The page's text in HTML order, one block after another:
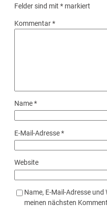
Felder sind mit* markiert
Kommentar*
Name*
E-Mail-Adresse*
Website
Name, E-Mail-Adresse
meinen nächsten